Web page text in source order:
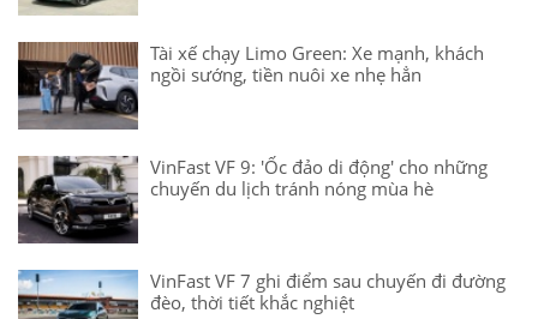
Tài xế chạy Limo Green: Xe mạnh, khách
ngồi sướng, tiền nuôi xe nhẹ hẳn
VinFast VF 9: 'Ốc đảo di động' cho những
chuyến du lịch tránh nóng mùa hè
VinFast VF 7 ghi điểm sau chuyến đi đường
đèo, thời tiết khắc nghiệt